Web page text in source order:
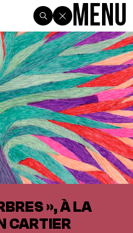
Menu
», À LA
CARTIER